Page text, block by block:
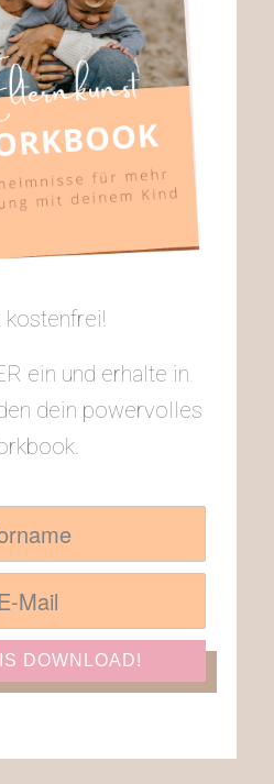
kostenfrei!
ein und erhalte in
dein powervolles